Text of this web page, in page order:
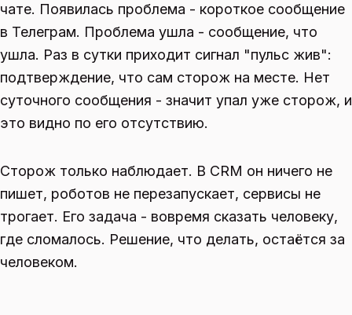
чате. Появилась проблема - короткое сообщение
в Телеграм. Проблема ушла - сообщение, что
ушла. Раз в сутки приходит сигнал "пульс жив":
подтверждение, что сам сторож на месте. Нет
суточного сообщения - значит упал уже сторож, и
это видно по его отсутствию.
Сторож только наблюдает. В CRM он ничего не
пишет, роботов не перезапускает, сервисы не
трогает. Его задача - вовремя сказать человеку,
где сломалось. Решение, что делать, остаётся за
человеком.